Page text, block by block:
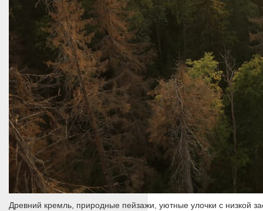
Древний кремль, природные пейзажи, уютные улочки с низкой